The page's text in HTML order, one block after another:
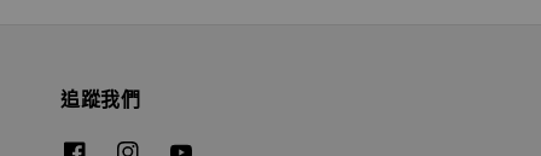
追蹤我們